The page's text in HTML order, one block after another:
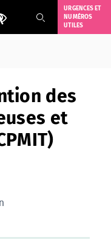
d'accessibilité
URGENCES ET
NUMÉROS
UTILES
des
et